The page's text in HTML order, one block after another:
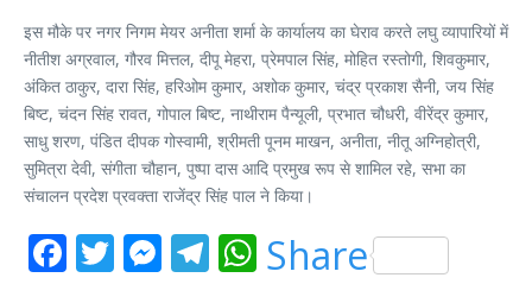
इस मौके पर नगर निगम मेयर अनीता शर्मा के कार्यालय का घेराव करते लघु व्यापारियों में
नीतीश अग्रवाल, गौरव मित्तल, दीपू मेहरा, प्रेमपाल सिंह, मोहित रस्तोगी, शिवकुमार,
अंकित ठाकुर, दारा सिंह, हरिओम कुमार, अशोक कुमार, चंद्र प्रकाश सैनी, जय सिंह
बिष्ट, चंदन सिंह रावत, गोपाल बिष्ट, नाथीराम पैन्यूली, प्रभात चौधरी, वीरेंद्र कुमार,
साधु शरण, पंडित दीपक गोस्वामी, श्रीमती पूनम माखन, अनीता, नीतू अग्निहोत्री,
सुमित्रा देवी, संगीता चौहान, पुष्पा दास आदि प्रमुख रूप से शामिल रहे, सभा का
संचालन प्रदेश प्रवक्ता राजेंद्र सिंह पाल ने किया।
Facebook
Twitter
Messenger
Telegram
WhatsApp
Share